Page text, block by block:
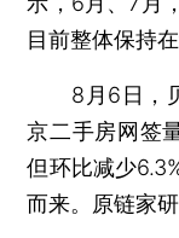
目前整体保持
8月6日，贝
京二手房网签
但环比减少6.3%
而来。原链家